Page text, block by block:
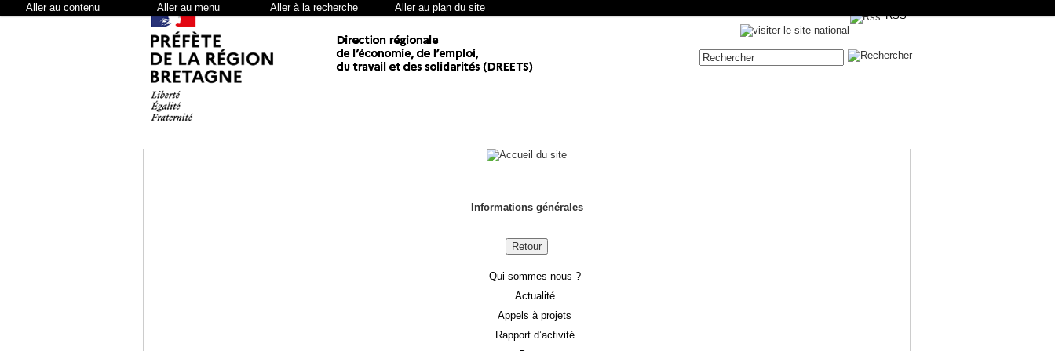
Aller au contenu Aller au menu Aller à la recherche Aller au plan du site
ContenueRSS
Informations générales
Retour
Qui sommes nous ?
Actualité
Appels à projets
Rapport d’activité